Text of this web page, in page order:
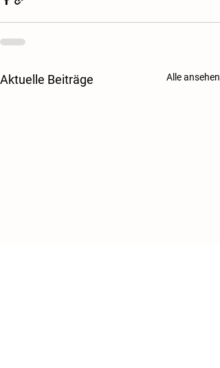
Aktuelle Beiträge Alle ansehen